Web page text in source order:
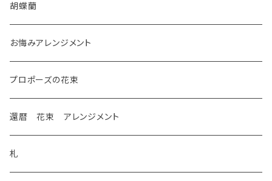
胡蝶蘭
お悔みアレンジメント
プロポーズの花束
還暦 花束 アレンジメント
札